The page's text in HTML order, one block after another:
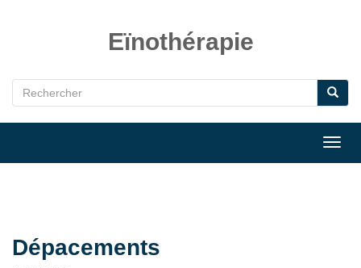
Eïnothérapie
Dépacements